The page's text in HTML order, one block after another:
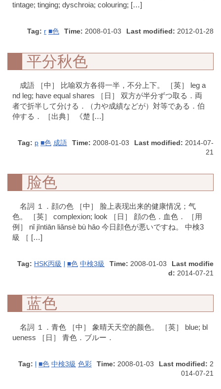
tintage; tinging; dyschroia; colouring; […]
Tag: r ■色 Time: 2008-01-03 Last modified: 2012-01-28
平分秋色
成語 ［中］ 比喻双方各得一半，不分上下。 ［英］ leg a
nd leg; have equal shares ［日］ 双方が半分ずつ取る．両
者で折半して分ける．（力や成績などが）対等である．伯
仲する． ［出典］ 《楚 […]
Tag: p ■色 成語 Time: 2008-01-03 Last modified: 2014-07-
21
脸色
名詞 １．顔の色 ［中］ 脸上表现出来的健康情况；气
色。 ［英］ complexion; look ［日］ 顔の色．血色． ［用
例］ nǐ jīntiān liǎnsè bù hǎo 今日顔色が悪いですね。 中検3
級 ［ […]
Tag: HSK丙級 l ■色 中検3級 Time: 2008-01-03
Last modifie
d: 2014-07-21
蓝色
名詞 １．青色 ［中］ 象晴天天空的颜色。 ［英］ blue; bl
ueness ［日］ 青色．ブルー．
Tag: l ■色 中検3級 色彩 Time: 2008-01-03 Last modified: 2
014-07-21